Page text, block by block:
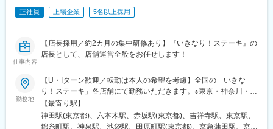
駅、鬼越駅、五井駅、ちはら台駅、内原駅、阿字ケ浦駅、研究学
園駅、小山駅、宇都宮駅東口駅、常永駅、国母駅、酒折駅、ユニ
ば駅(南海線)、枚方市駅、高の原駅、北大路駅、烏丸駅、小倉駅
(京都府)、大久保駅(兵庫県)、姫路駅、名谷駅、郡山駅(奈良県)、
台駅、立川南駅、代官山駅、住吉駅(東京都)、東池袋駅、拝島駅、
井の頭公園駅、大崎広小路駅、銀座駅、両国駅、上野御徒町駅、
水道橋駅、九段下駅、東京駅、岩本町駅、中野坂上駅、参宮橋
駅、新宿駅(東京メトロ)、学習院下駅、乃木坂駅、三田駅(東京
都)、神泉駅、北品川駅、二重橋前駅、市ケ谷駅、蒲田駅、金町駅
正社員 上場企業 5名以上採用
仕事内容
【店長採用／約2カ月の集中研修あり】『いきなり！ステーキ』の
店長として、店舗運営全般をお任せします！
勤務地
【U・Iターン歓迎／転勤は本人の希望を考慮】全国の「いきな
り！ステーキ」各店舗にて勤務いただきます。※東京・神奈川・千
葉・埼玉を中心に積極採用中です。※車通勤OK（店舗による／ご
相談ください）※受動喫煙対策あり＜北海道・東北＞北海道／岩手
県／宮城県／福島県＜関東＞東京都／埼玉県／千葉県／神奈川県
【最寄り駅】
神田駅(東京都)、六本木駅、赤坂駅(東京都)、吉祥寺駅、東京駅、
錦糸町駅、神泉駅、池袋駅、田原町駅(東京都)、京急蒲田駅、京王